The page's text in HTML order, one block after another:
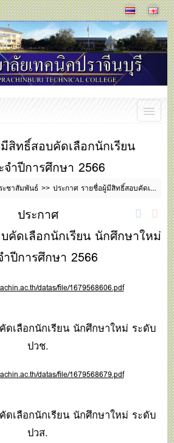
สิทธิ์สอบคัดเลือกนักเรียน
ำปีการศึกษา 2566
ะชาสัมพันธ์ ประกาศ รายชื่อผู้มีสิทธิ์สอบคัดเลือกนักเรียน นักศึกษาใหม่ ประจำปีการศึกษา 2566
ประกาศ
คัดเลือกนักเรียน นักศึกษาใหม่
ำปีการศึกษา 2566
datas/file/1679568606.pdf
ดเลือกนักเรียน นักศึกษาใหม่ ระดับ
ปวช.
datas/file/1679568679.pdf
ดเลือกนักเรียน นักศึกษาใหม่ ระดับ
ปวส.